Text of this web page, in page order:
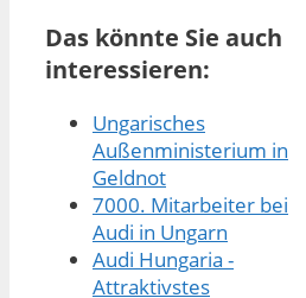
Das könnte Sie auch
interessieren:
Ungarisches
Außenministerium in
Geldnot
7000. Mitarbeiter bei
Audi in Ungarn
Audi Hungaria -
Attraktivstes